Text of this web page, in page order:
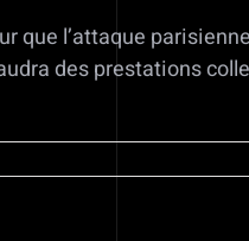
que l’attaque
des prestations